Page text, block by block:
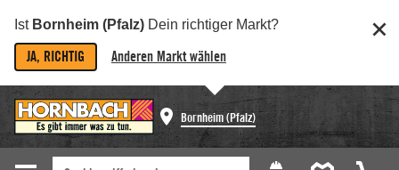
Ist Bornheim (Pfalz) Dein richtiger Markt?
JA, RICHTIG Anderen Markt wählen
Bornheim (Pfalz)